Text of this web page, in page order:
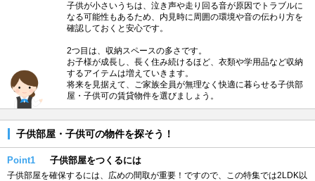
子供が小さいうちは、泣き声や走り回る音が原因でトラブルに
なる可能性もあるため、内見時に周囲の環境や音の伝わり方を
確認しておくと安心です。
2つ目は、収納スペースの多さです。
お子様が成長し、長く住み続けるほど、衣類や学用品など収納
するアイテムは増えていきます。
将来を見据えて、ご家族全員が無理なく快適に暮らせる子供部
屋・子供可の賃貸物件を選びましょう。
子供部屋・子供可の物件を探そう！
Point1 子供部屋をつくるには
子供部屋を確保するには、広めの間取が重要！ですので、この特集では2LDK以